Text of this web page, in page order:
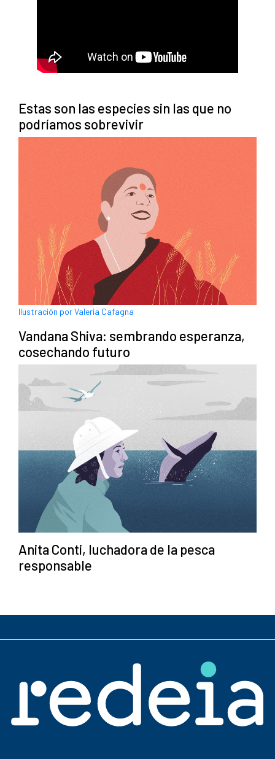
Estas son las especies sin las que no
podríamos sobrevivir
Ilustración por Valeria Cafagna
Vandana Shiva: sembrando esperanza,
cosechando futuro
Anita Conti, luchadora de la pesca
responsable